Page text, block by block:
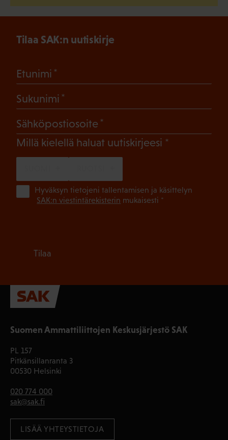
Suomen Ammattiliittojen Keskusjärjestö SAK
PL 157
Pitkänsillanranta 3
00530 Helsinki
020 774 000
sak@sak.fi
LISÄÄ YHTEYSTIETOJA
Tilaa SAK:n uutiskirje
Etunimi
Sukunimi
Sähköpostiosoite
Millä kielellä haluat uutiskirjeesi (Pakollinen)
Hyväksyn tietojeni tallentamisen ja käsittelyn
SAK:n viestintärekisterin mukaisesti *
Tilaa